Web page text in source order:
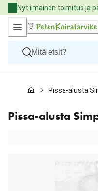
Skip
to
Content
Nyt ilmainen toimitus ja
Kissat
Eläinlääkäriruoat
Tuotemerkit
Pissa-alusta
Pissa-alusta